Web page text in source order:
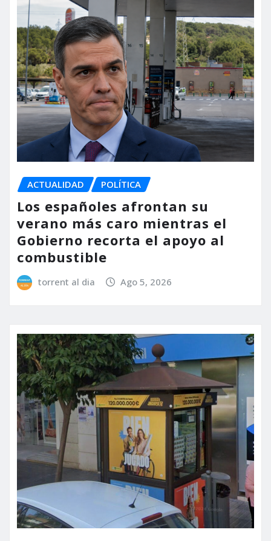
ACTUALIDAD POLÍTICA
Los españoles afrontan su
verano más caro mientras el
Gobierno recorta el apoyo al
combustible
torrent al dia Ago 5, 2026